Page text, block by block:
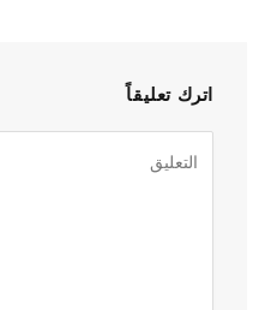
اترك تعليقاً